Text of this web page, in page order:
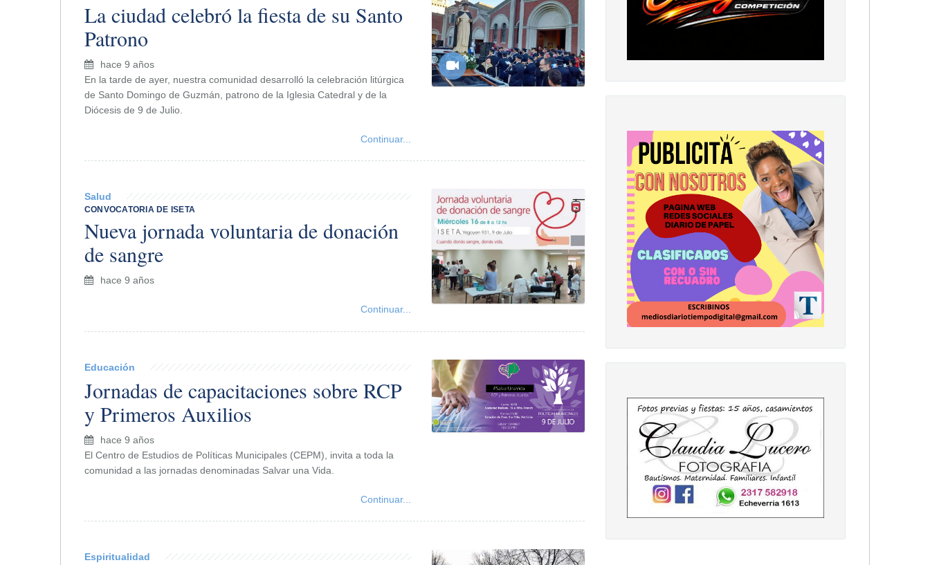
La ciudad celebró la fiesta de su Santo
Patrono
hace 9 años
En la tarde de ayer, nuestra comunidad desarrolló la celebración litúrgica
de Santo Domingo de Guzmán, patrono de la Iglesia Catedral y de la
Diócesis de 9 de Julio.
Continuar...
Salud
CONVOCATORIA DE ISETA
Nueva jornada voluntaria de donación
de sangre
hace 9 años
Continuar...
Educación
Jornadas de capacitaciones sobre RCP
y Primeros Auxilios
hace 9 años
El Centro de Estudios de Políticas Municipales (CEPM), invita a toda la
comunidad a las jornadas denominadas Salvar una Vida.
Continuar...
Espiritualidad